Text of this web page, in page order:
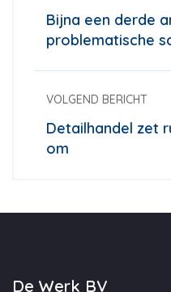
Bijna een derde
problematische
VOLGEND BERICHT
Detailhandel zet
om
De Werk BV